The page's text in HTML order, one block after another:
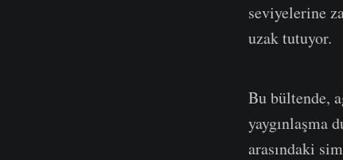
seviyelerine
uzak tutuyor.
Bu bültende,
yaygınlaşma
arasındaki